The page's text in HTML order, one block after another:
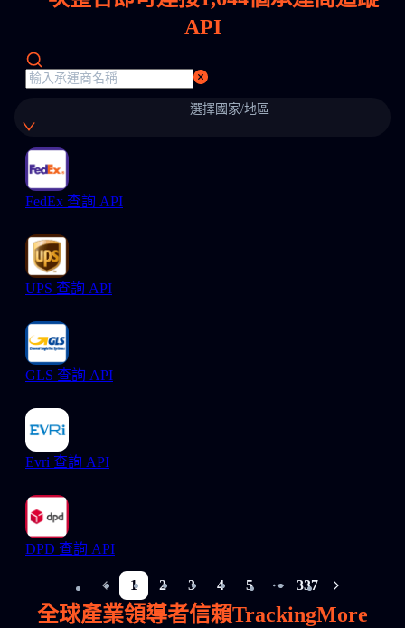
API
選擇國家/地區
FedEx 查詢 API
UPS 查詢 API
GLS 查詢 API
Evri 查詢 API
DPD 查詢 API
1 2 3 4 5
More pages
337
全球產業領導者信賴TrackingMore